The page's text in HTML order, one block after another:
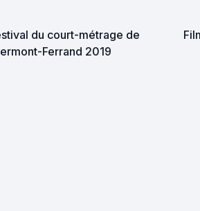
du court-métrage de
Ferrand 2019